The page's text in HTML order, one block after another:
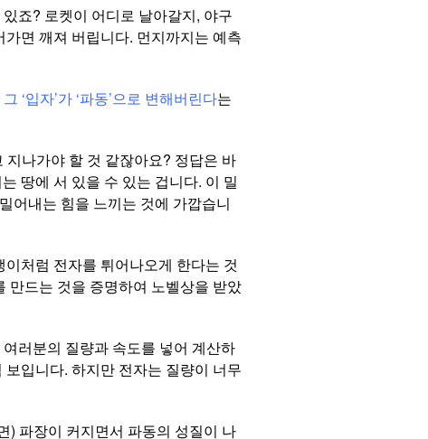
죠? 로켓이 어디로 날아갈지, 야구
면 깨져 버립니다. 먼지까지는 예측
‘입자’가 ‘파동’으로 변해버린다는
나가야 할 것 같잖아요? 정답은 바
땅에 서 있을 수 있는 겁니다. 이 밀
어내는 힘을 느끼는 것에 가깝습니
처럼 전자를 튀어나오게 한다는 것
만드는 것을 증명하여 노벨상을 받았
러분의 질량과 속도를 넣어 계산하
입니다. 하지만 전자는 질량이 너무
) 파장이 커지면서 파동의 성질이 나